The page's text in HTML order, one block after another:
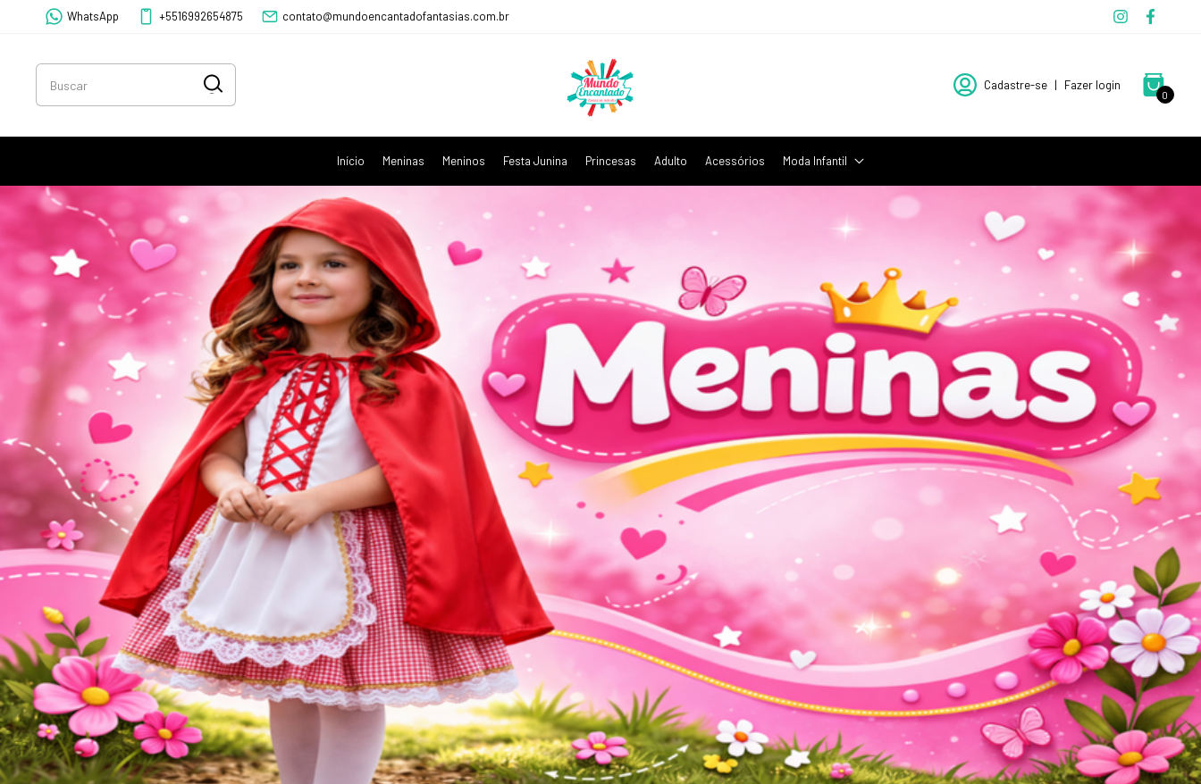
WhatsApp +5516992654875 contato@mundoencantadofantasias.com.br
Cadastre-se | Fazer login
0
Início Meninas Meninos Festa Junina Princesas Adulto Acessórios Moda Infantil